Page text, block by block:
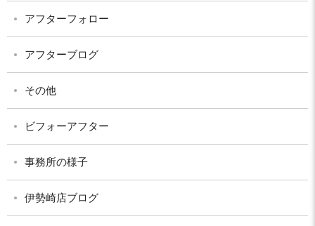
アフターフォロー
アフターブログ
その他
ビフォーアフター
事務所の様子
伊勢崎店ブログ